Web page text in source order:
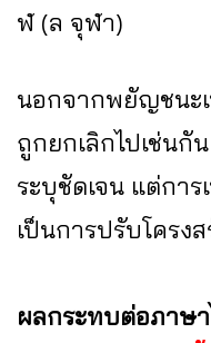
ฬ (ล จุฬา)
นอกจากพยัญชนะ
ถูกยกเลิกไปเช่นกั
ระบุชัดเจน แต่กา
เป็นการปรับโครง
ผลกระทบต่อภาษ